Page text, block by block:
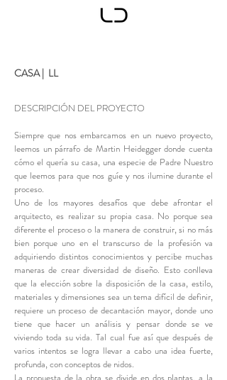
CASA | LL
DESCRIPCIÓN DEL PROYECTO
Siempre que nos embarcamos en un nuevo proyecto,
leemos un párrafo de Martin Heidegger donde cuenta
cómo el quería su casa, una especie de Padre Nuestro
que leemos para que nos guíe y nos ilumine durante el
proceso.
Uno de los mayores desafíos que debe afrontar el
arquitecto, es realizar su propia casa. No porque sea
diferente el proceso o la manera de construir, si no más
bien porque uno en el transcurso de la profesión va
adquiriendo distintos conocimientos y percibe muchas
maneras de crear diversidad de diseño. Esto conlleva
que la elección sobre la disposición de la casa, estilo,
materiales y dimensiones sea un tema difícil de definir,
requiere un proceso de decantación mayor, donde uno
tiene que hacer un análisis y pensar donde se ve
viviendo toda su vida. Tal cual fue así que después de
varios intentos se logra llevar a cabo una idea fuerte,
profunda, con conceptos de nidos.